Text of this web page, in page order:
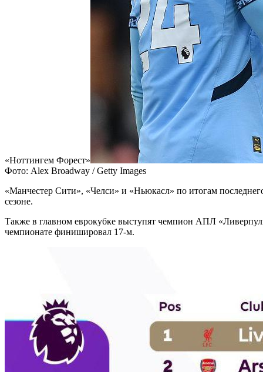
«Ноттингем Форест»
Фото: Alex Broadway / Getty Images
«Манчестер Сити», «Челси» и «Ньюкасл» по итогам
сезоне.
Также в главном еврокубке выступят чемпион АПЛ
чемпионате финишировал 17-м.